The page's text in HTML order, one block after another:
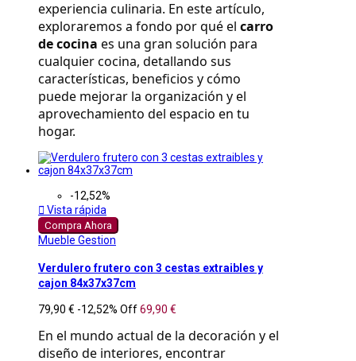
experiencia culinaria. En este artículo,
exploraremos a fondo por qué el carro
de cocina es una gran solución para
cualquier cocina, detallando sus
características, beneficios y cómo
puede mejorar la organización y el
aprovechamiento del espacio en tu
hogar.
-12,52%
 Vista rápida
Compra Ahora
Mueble Gestion
Verdulero frutero con 3 cestas extraibles y
cajon 84x37x37cm
79,90 € -12,52% Off69,90 €
En el mundo actual de la decoración y el